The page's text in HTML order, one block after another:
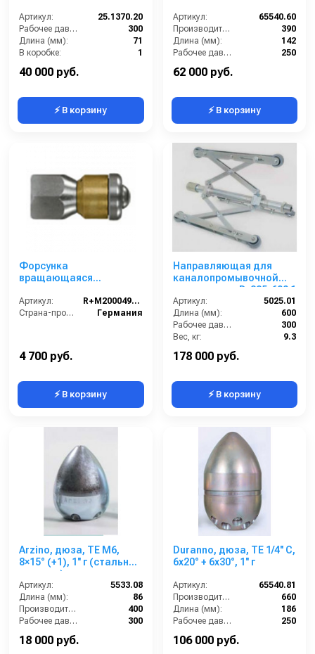
стали для промывки
канализации, размер
20, вход 1/2г
Артикул:
25.1370.20
Рабочее давление (бар):
300
Длина (мм):
71
В коробке:
1
40 000 руб.
⚡ В корзину
Артикул:
65540.60
Производительность (л/мин):
390
Длина (мм):
142
Рабочее давление (бар):
250
62 000 руб.
⚡ В корзину
Форсунка
вращающаяся
(вход 1/4внут, 3
отверстия, размер 050)
Артикул:
R+M200049800
Страна-производитель:
Германия
4 700 руб.
⚡ В корзину
Направляющая для
каналопромывочной
насадки для D. 225-600 1
Г - 1 Ш
Артикул:
5025.01
Длина (мм):
600
Рабочее давление (бар):
300
Вес, кг:
9.3
178 000 руб.
⚡ В корзину
Arzino, дюза, TE M6,
8×15° (+1), 1'' г (стальные
вставки)
Артикул:
5533.08
Длина (мм):
86
Производительность (л/мин):
400
Рабочее давление (бар):
300
18 000 руб.
Duranno, дюза, TE 1/4'' C,
6x20° + 6x30°, 1'' г
Артикул:
65540.81
Производительность (л/мин):
660
Длина (мм):
186
Рабочее давление (бар):
250
106 000 руб.